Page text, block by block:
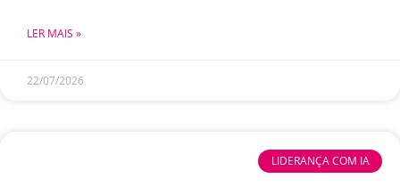
LER MAIS »
22/07/2026
LIDERANÇA COM IA